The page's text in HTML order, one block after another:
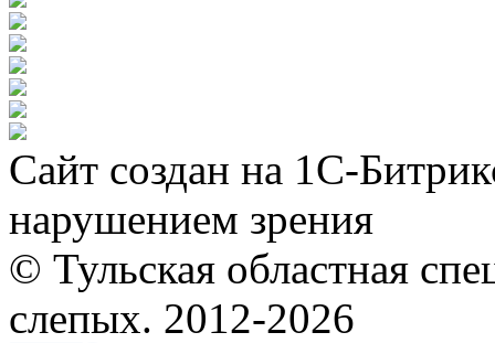
Сайт создан на 1С-
нарушением зрения
© Тульская областная
слепых. 2012-2026